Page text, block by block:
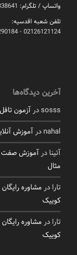
واتساپ / تلگرام:
تلفن شعبه اقدسیه:
02126121124 - 02122290184
آخرین دیدگاه‌ها
sosss درآزمون تافل
nahal درآموزش
آتینا درآموزش صفت
مثال
تارا در مشاوره
کوییک
تارا در مشاوره
کوییک